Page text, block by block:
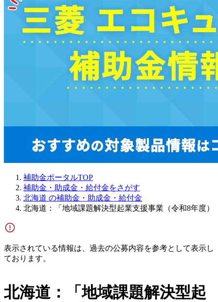
補助金ポータルTOP
補助金・助成金・給付金をさがす
北海道 の補助金・助成金・給付金
北海道：「地域課題解決型起業支援事業（令和8年度）
表示されている情報は、過去の公募内容を参考として表示し
ております。
北海道：「地域課題解決型起